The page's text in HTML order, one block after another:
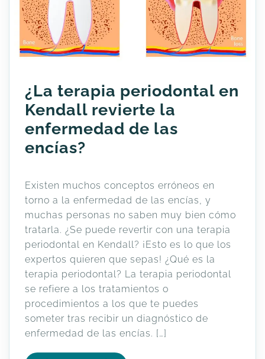
¿La terapia periodontal en
Kendall revierte la
enfermedad de las
encías?
Existen muchos conceptos erróneos en
torno a la enfermedad de las encías, y
muchas personas no saben muy bien cómo
tratarla. ¿Se puede revertir con una terapia
periodontal en Kendall? ¡Esto es lo que los
expertos quieren que sepas! ¿Qué es la
terapia periodontal? La terapia periodontal
se refiere a los tratamientos o
procedimientos a los que te puedes
someter tras recibir un diagnóstico de
enfermedad de las encías. […]